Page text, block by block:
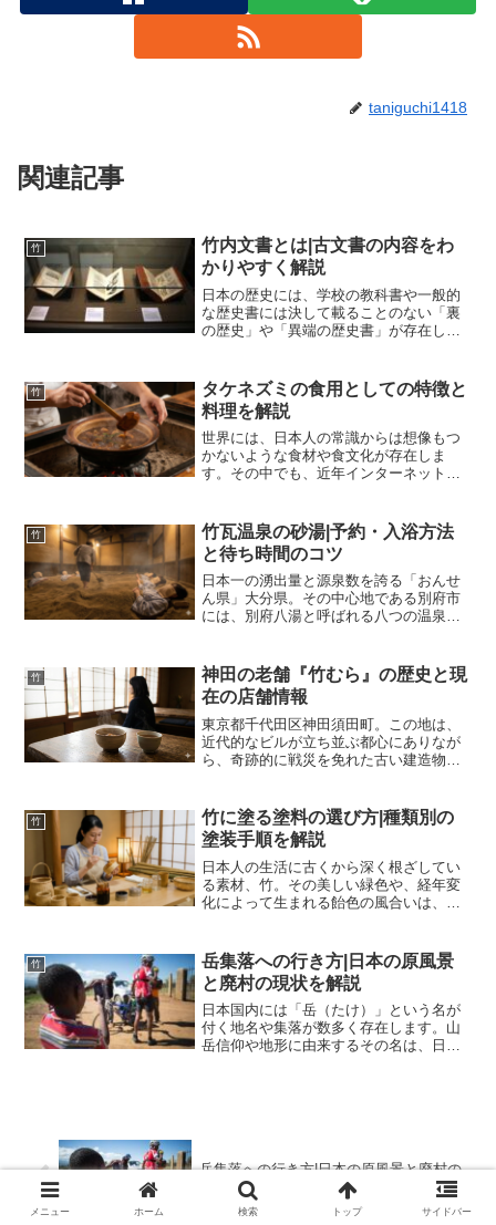
taniguchi1418
関連記事
竹
竹内文書とは|古文書の内容をわ
かりやすく解説
日本の歴史には、学校の教科書や一般的
な歴史書には決して載ることのない「裏
の歴史」や「異端の歴史書」が存在しま
学からは「偽書（ぎしょ）」として扱わ
れながらも、一部の熱狂的...
竹
タケネズミの食用としての特徴と
料理を解説
世界には、日本人の常識からは想像もつ
かないような食材や食文化が存在しま
す。その中でも、近年インターネット動
線を注がれている食材があります。それ
が「タケネズミ」です。ネズ...
竹
竹瓦温泉の砂湯|予約・入浴方法
と待ち時間のコツ
日本一の湧出量と源泉数を誇る「おんせ
ん県」大分県。その中心地である別府市
には、別府八湯と呼ばれる八つの温泉郷
も、別府温泉のシンボルとして圧倒的な
存在感を放ち、観光客のみ...
竹
神田の老舗『竹むら』の歴史と現
在の店舗情報
東京都千代田区神田須田町。この地は、
近代的なビルが立ち並ぶ都心にありなが
ら、奇跡的に戦災を免れた古い建造物が
を昭和初期へとタイムスリップさせる場
所が、甘味処の竹むらです...
竹
竹に塗る塗料の選び方|種類別の
塗装手順を解説
日本人の生活に古くから深く根ざしてい
る素材、竹。その美しい緑色や、経年変
化によって生まれる飴色の風合いは、多
家具や照明、そして釣竿や茶道具といっ
た工芸品に至るまで、竹の...
竹
岳集落への行き方|日本の原風景
と廃村の現状を解説
日本国内には「岳（たけ）」という名が
付く地名や集落が数多く存在します。山
岳信仰や地形に由来するその名は、日本
岳集落への行き方|日本の原風景と廃村の
現状を解説
メニュー ホーム 検索 トップ サイドバー